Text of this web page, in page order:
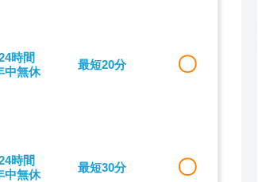
時間
中無休
最短20分 〇
時間
中無休
最短30分 〇